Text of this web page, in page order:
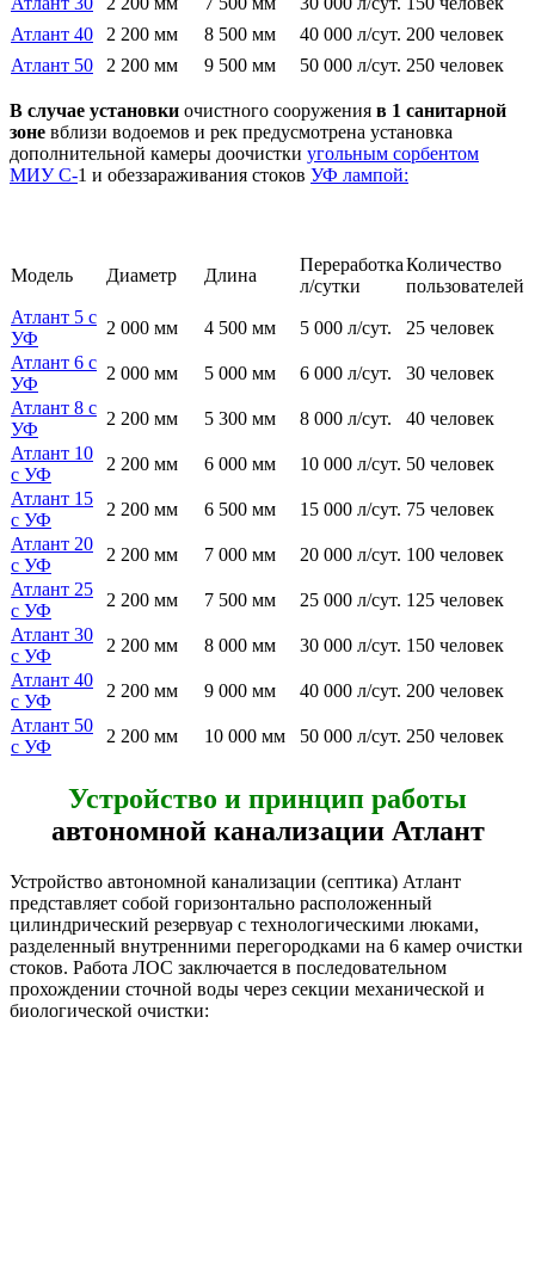
Атлант 40
2 200 мм 8 500 мм 40 000 л/сут. 200 человек
Атлант 50
2 200 мм 9 500 мм 50 000 л/сут. 250 человек
В случае установки очистного сооружения в 1 санитарной
зоне вблизи водоемов и рек предусмотрена установка
дополнительной камеры доочистки угольным сорбентом
МИУ С-1 и обеззараживания стоков УФ лампой:
Модель Диаметр Длина
Переработка
л/сутки
Количество
пользователей
Атлант 5 с
УФ
2 000 мм 4 500 мм 5 000 л/сут.
25 человек
Атлант 6 с
УФ
2 000 мм 5 000 мм 6 000 л/сут.
30 человек
Атлант 8 с
УФ
2 200 мм 5 300 мм 8 000 л/сут.
40 человек
Атлант 10
с УФ
2 200 мм 6 000 мм 10 000 л/сут. 50 человек
Атлант 15
с УФ
2 200 мм 6 500 мм 15 000 л/сут. 75 человек
Атлант 20
с УФ
2 200 мм 7 000 мм 20 000 л/сут. 100 человек
Атлант 25
с УФ
2 200 мм 7 500 мм 25 000 л/сут. 125 человек
Атлант 30
с УФ
2 200 мм 8 000 мм 30 000 л/сут. 150 человек
Атлант 40
с УФ
2 200 мм 9 000 мм 40 000 л/сут. 200 человек
Атлант 50
с УФ
2 200 мм 10 000 мм 50 000 л/сут. 250 человек
Устройство и принцип работы
автономной канализации Атлант
Устройство автономной канализации (септика) Атлант
представляет собой горизонтально расположенный
цилиндрический резервуар с технологическими люками,
разделенный внутренними перегородками на 6 камер очистки
стоков. Работа ЛОС заключается в последовательном
прохождении сточной воды через секции механической и
биологической очистки: